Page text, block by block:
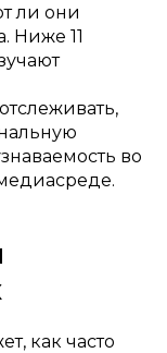
ли они
Ниже 11
во
как часто